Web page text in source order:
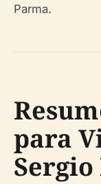
Parma.
para